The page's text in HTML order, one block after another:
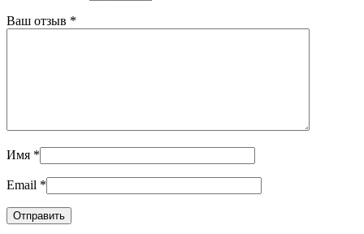
Ваш отзыв *
Имя *
Email *